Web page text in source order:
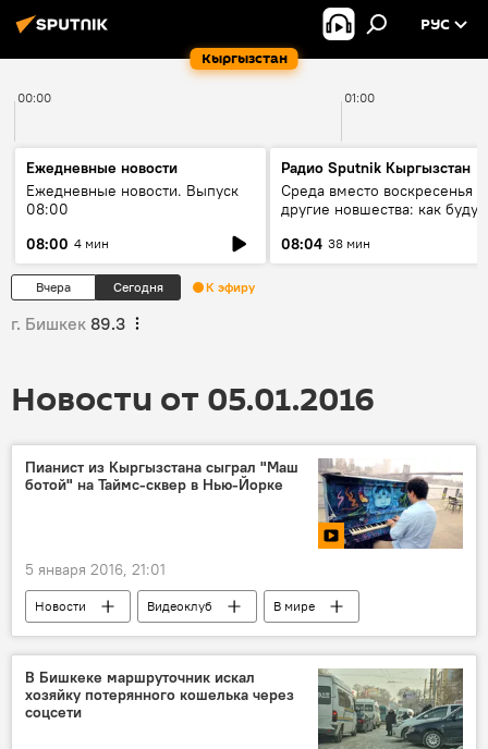
Кыргызстан
РУС
00:00 01:00
Ежедневные новости
Ежедневные новости. Выпуск
08:00
08:00 4 мин
Радио Sputnik Кыргызстан
Среда вместо воскресенья и
другие новшества: как будут
08:04 38 мин
Вчера Сегодня К эфиру
г. Бишкек 89.3
Новости от 05.01.2016
Пианист из Кыргызстана сыграл "Маш
ботой" на Таймс-сквер в Нью-Йорке
5 января 2016, 21:01
Новости Видеоклуб
В мире
США
Нью-Йорк
Азамат Сыдыков
мелодия
В Бишкеке маршруточник искал
хозяйку потерянного кошелька через
соцсети